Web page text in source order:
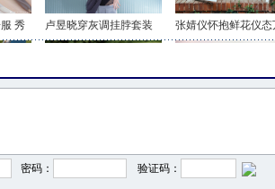
秀 卢昱晓穿灰调挂脖套装 张婧仪怀抱鲜花仪态
密码： 验证码：